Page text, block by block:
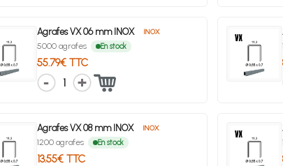
Agrafes VX 06 mm INOX INOX
5000 agrafes En stock
55.79€ TTC
1
Agrafes VX 08 mm INOX INOX
1200 agrafes En stock
13.55€ TTC